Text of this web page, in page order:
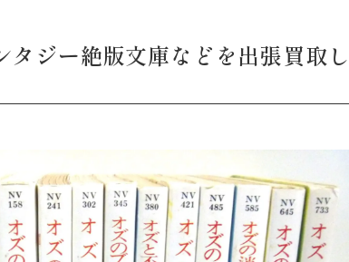
ジー絶版文庫などを出張買取